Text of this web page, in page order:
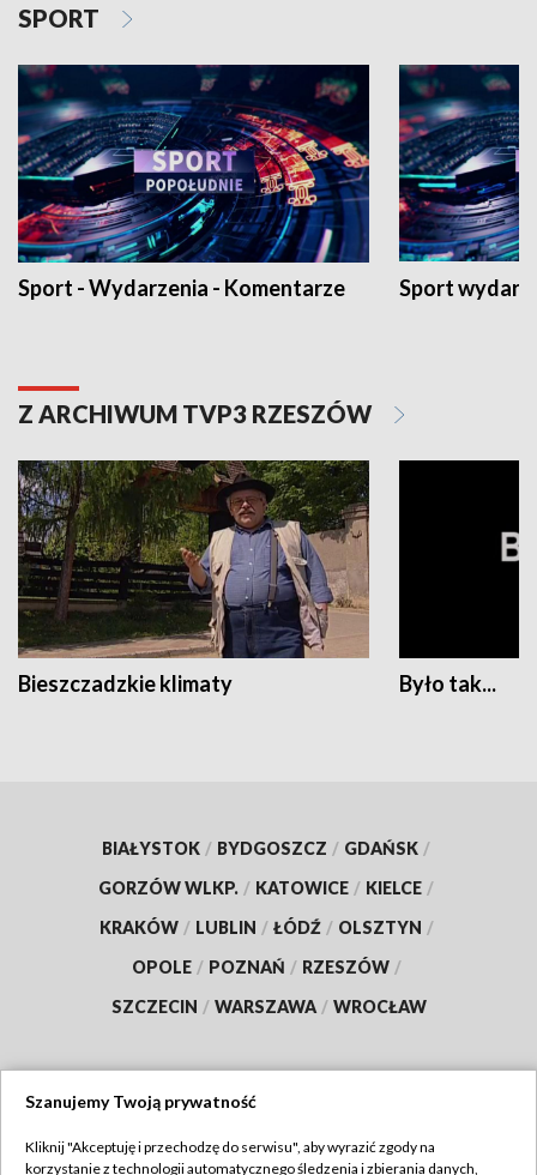
SPORT
Sport - Wydarzenia - Komentarze Sport
Z ARCHIWUM TVP3 RZESZÓW
Bieszczadzkie klimaty Było tak...
BIAŁYSTOK / BYDGOSZCZ / GDAŃSK /
GORZÓW WLKP. / KATOWICE / KIELCE /
KRAKÓW / LUBLIN / ŁÓDŹ / OLSZTYN /
OPOLE / POZNAŃ / RZESZÓW /
SZCZECIN / WARSZAWA / WROCŁAW
Szanujemy Twoją prywatność
Kliknij "Akceptuję i przechodzę do serwisu", aby wyrazić zgody na
korzystanie z technologii automatycznego śledzenia i zbierania danych,